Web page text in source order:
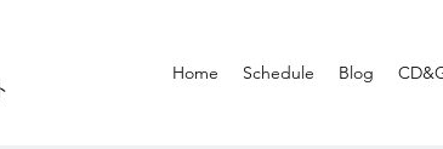
Home Schedule Blog